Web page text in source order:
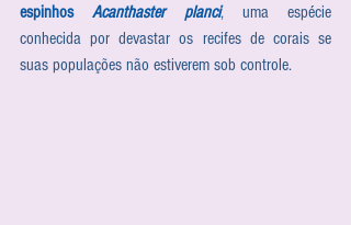
espinhos Acanthaster planci, uma espécie
conhecida por devastar os recifes de corais se
suas populações não estiverem sob controle.